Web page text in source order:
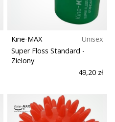
Kine-MAX
Unisex
Super Floss Standard -
Zielony
49,20 zł